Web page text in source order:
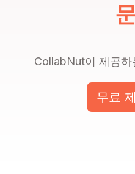
CollabNut이 제공
무료